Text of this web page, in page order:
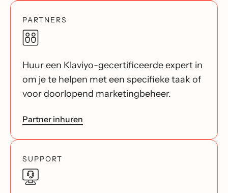
PARTNERS
Huur een Klaviyo-gecertificeerde expert in
om je te helpen met een specifieke taak of
voor doorlopend marketingbeheer.
Partner inhuren
SUPPORT